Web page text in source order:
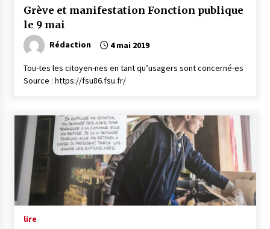
Grève et manifestation Fonction publique
le 9 mai
Rédaction 4 mai 2019
Tou-tes les citoyen-nes en tant qu’usagers sont concerné-es
Source : https://fsu86.fsu.fr/
lire